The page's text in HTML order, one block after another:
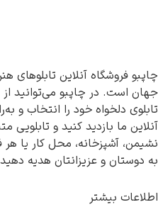
آنلاین تابلوهای هنری از
در چاپبو می‌توانید از میان
خود را انتخاب و به‌راحتی
بازدید کنید و تابلویی متناسب
محل کار یا هر فضای
و عزیزانتان هدیه دهید.